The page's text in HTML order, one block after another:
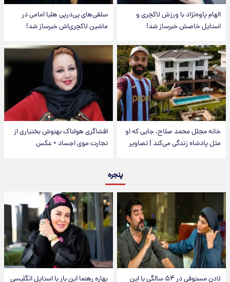
الهام پاوه‌نژاد با ورزش لاکچری و
استایل خاصش خبرساز شد!
سلفی‌های پی‌درپی هلیا امامی در
ماشین لاکچری‌اش خبرساز شد!
خانه مجلل محمد صلاح، جایی که او
مثل پادشاه زندگی می‌کند | تصاویر
افشاگری هولناک بهنوش بختیاری از
تجارت موی اجساد + عکس
پنجره
لادن مستوفی در ۵۴ سالگی با این بهاره رهنما این بار با استایل انگلیسی